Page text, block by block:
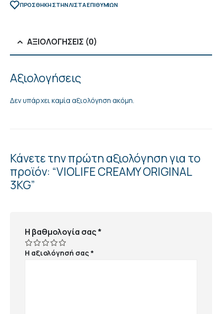
ΠΡΌΣΘΉΚΗ ΣΤΗΝ ΛΊΣΤΑ ΕΠΙΘΥΜΙΏΝ
ΑΞΙΟΛΟΓΉΣΕΙΣ (0)
Αξιολογήσεις
Δεν υπάρχει καμία αξιολόγηση ακόμη.
Κάνετε την πρώτη αξιολόγηση για το
προϊόν: “VIOLIFE CREAMY ORIGINAL
3KG”
Η βαθμολογία σας*
Η αξιολόγησή σας*